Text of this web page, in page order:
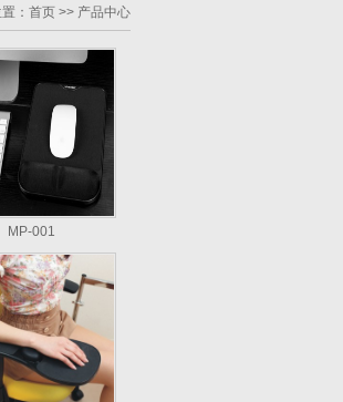
： 首页 >> 产品中心
MP-001